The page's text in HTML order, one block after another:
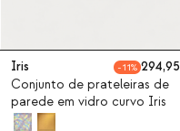
Iris 11
294,95
Conjunto de prateleiras de
parede em vidro curvo Iris